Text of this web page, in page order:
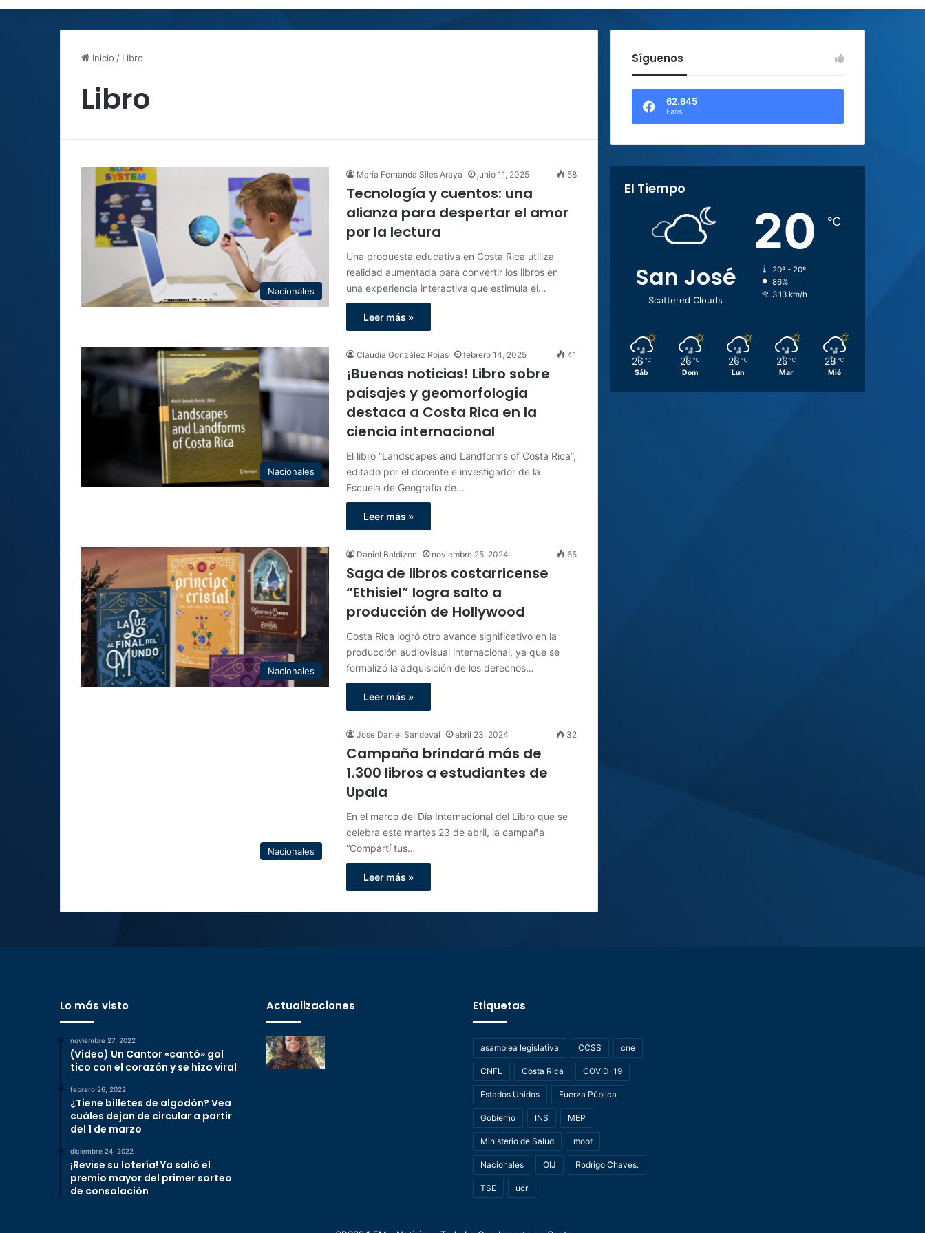
Inicio / Libro
Libro
Nacionales
María Fernanda Siles Araya junio 11, 2025 58
Tecnología y cuentos: una
alianza para despertar el amor
por la lectura
Una propuesta educativa en Costa Rica utiliza
realidad aumentada para convertir los libros en
una experiencia interactiva que estimula el…
Leer más »
Nacionales
Claudia González Rojas febrero 14, 2025 41
¡Buenas noticias! Libro sobre
paisajes y geomorfología
destaca a Costa Rica en la
ciencia internacional
El libro “Landscapes and Landforms of Costa Rica”,
editado por el docente e investigador de la
Escuela de Geografía de…
Leer más »
Nacionales
Daniel Baldizon noviembre 25, 2024 65
Saga de libros costarricense
“Ethisiel” logra salto a
producción de Hollywood
Costa Rica logró otro avance significativo en la
producción audiovisual internacional, ya que se
formalizó la adquisición de los derechos…
Leer más »
Nacionales
Jose Daniel Sandoval abril 23, 2024 32
Campaña brindará más de
1.300 libros a estudiantes de
Upala
En el marco del Día Internacional del Libro que se
celebra este martes 23 de abril, la campaña
“Compartí tus…
Leer más »
Síguenos
62.645
Fans
El Tiempo
San José
Scattered Clouds
20 ℃
20º - 20º
86%
3.13 km/h
26 ℃
Sáb
26 ℃
Dom
26 ℃
Lun
26 ℃
Mar
28 ℃
Mié
Lo más visto
noviembre 27, 2022
(Video) Un Cantor «cantó» gol
tico con el corazón y se hizo viral
febrero 26, 2022
¿Tiene billetes de algodón? Vea
cuáles dejan de circular a partir
del 1 de marzo
diciembre 24, 2022
¡Revise su lotería! Ya salió el
premio mayor del primer sorteo
de consolación
Actualizaciones Etiquetas
asamblea legislativa CCSS cne
CNFL Costa Rica COVID-19
Estados Unidos Fuerza Pública
Gobierno INS MEP
Ministerio de Salud mopt
Nacionales OIJ Rodrigo Chaves.
TSE ucr